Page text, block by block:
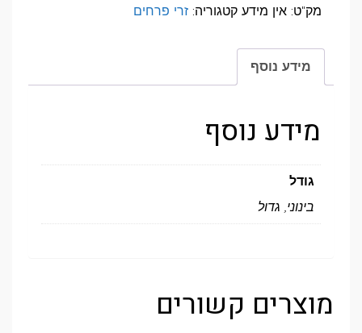
מק"ט: אין מידע קטגוריה: זרי פרחים
מידע נוסף
מידע נוסף
גודל
בינוני, גדול
מוצרים קשורים